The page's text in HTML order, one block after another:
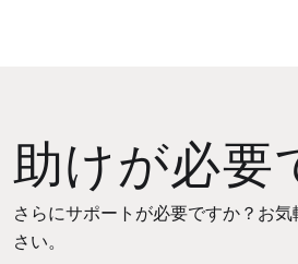
助けが必要
さらにサポートが必要ですか？お
さい。